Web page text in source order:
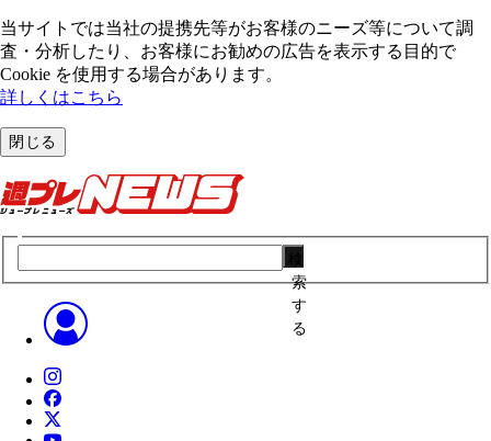
当サイトでは当社の提携先等がお客様のニーズ等について調
査・分析したり、お客様にお勧めの広告を表⽰する⽬的で
Cookie を使⽤する場合があります。
詳しくはこちら
閉じる
索
す
る